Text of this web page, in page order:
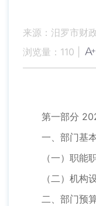
来源：汨罗市财
浏览量： 110
第一部分
一、部门基
（一）职能
（二）机构
二、部门预算